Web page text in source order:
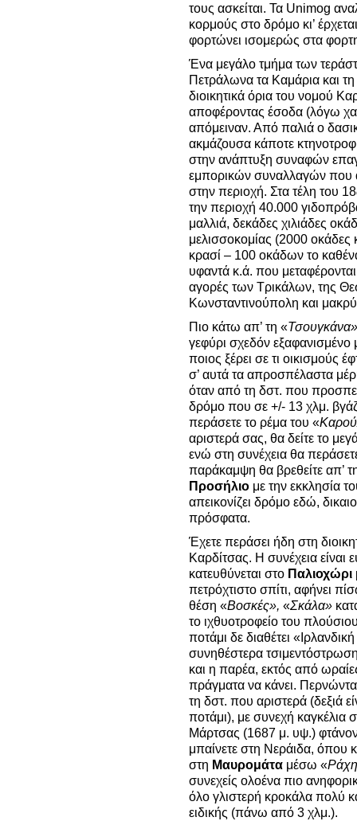
τους ασκείται. Τα Unimog
κορμούς στο δρόμο κι’
φορτώνει ισομερώς στα
Ένα μεγάλο τμήμα των
Πετράλωνα τα Καμάρια και
διοικητικά όρια του νομού
αποφέροντας έσοδα (λόγω
απόμειναν. Από παλιά ο
ακμάζουσα κάποτε
στην ανάπτυξη συναφών
εμπορικών συναλλαγών που
στην περιοχή. Στα τέλη του 18
την περιοχή 40.000
μαλλιά, δεκάδες χιλιάδες
μελισσοκομίας (2000
κρασί – 100 οκάδων το
υφαντά κ.ά. που
αγορές των Τρικάλων, της
Κωνσταντινούπολη και
Πιο κάτω απ’ τη «
γεφύρι σχεδόν
ποιος ξέρει σε τι οικισμούς
σ’ αυτά τα απροσπέλαστα
όταν από τη δστ. που
δρόμο που σε +/- 13 χλμ.
περάσετε το ρέμα του «
αριστερά σας, θα δείτε το
ενώ στη συνέχεια θα
παράκαμψη θα βρεθείτε απ’
Προσήλιο με την εκκλησία
απεικονίζει δρόμο εδώ,
πρόσφατα.
Έχετε περάσει ήδη στη
Καρδίτσας. Η συνέχεια είναι
κατευθύνεται στο Παλιοχώρι
πετρόχτιστο σπίτι, αφήνει
θέση «Βοσκές», «Σκάλα»
το ιχθυοτροφείο του
ποτάμι δε διαθέτει
συνηθέστερα
και η παρέα, εκτός από
πράγματα να κάνει.
τη δστ. που αριστερά (δεξιά
ποτάμι), με συνεχή καγκέλια
Μάρτσας (1687 μ. υψ.)
μπαίνετε στη Νεράιδα, όπου
στη Μαυρομάτα μέσω «
συνεχείς ολοένα πιο
όλο γλιστερή κροκάλα πολύ
ειδικής (πάνω από 3 χλμ.).